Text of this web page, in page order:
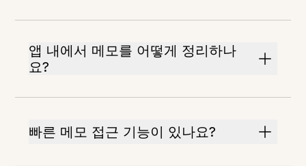
앱 내에서 메모를 어떻게 정리하나
요?
빠른 메모 접근 기능이 있나요?